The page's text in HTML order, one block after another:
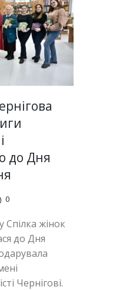
до Дня
0
Спілка жінок
до Дня
Чернігові.